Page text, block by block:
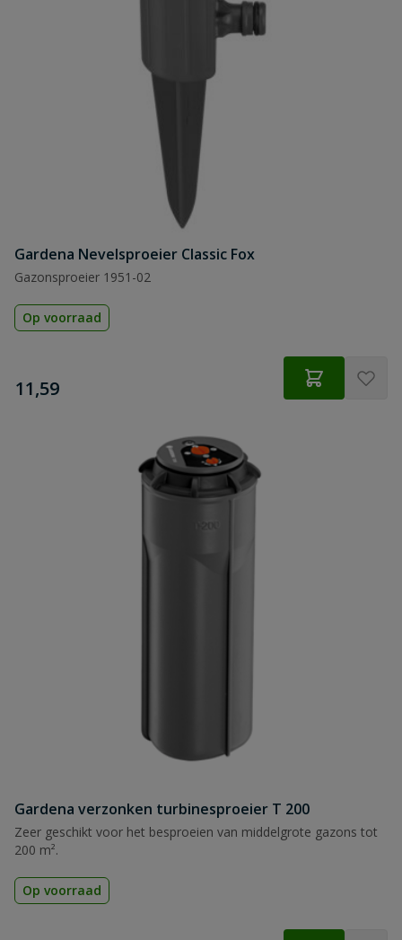
Gardena Nevelsproeier Classic Fox
Gazonsproeier 1951-02
Op voorraad
€
11,59
Gardena verzonken turbinesproeier T 200
Zeer geschikt voor het besproeien van middelgrote gazons tot
200 m².
Op voorraad